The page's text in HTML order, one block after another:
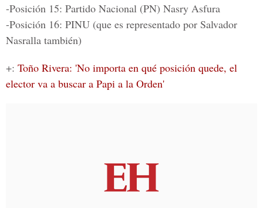
-Posición 15: Partido Nacional (PN) Nasry Asfura
-Posición 16: PINU (que es representado por Salvador
Nasralla también)
+: Toño Rivera: 'No importa en qué posición quede, el
elector va a buscar a Papi a la Orden'